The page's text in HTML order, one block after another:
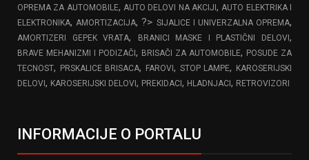
OPREMA ZA AUTOMOBILE,AUTO DELOVI NA AKCIJI,AUTO ELEKTRIKA I
ELEKTRONIKA,AMORTIZACIJA, ?> SIJALICE I UNIVERZALNA OPREMA,
AMORTIZERI GEPEK VRATA, BRANICI MASKE I PLASTIČNI DELOVI,
BRAVE MEHANIZMI I PODIZAČI , BRISAČI ZA AUTOMOBILE, POSUDE ZA
TECNOST, PRSKALICE BRISACA, FAROVI, STOP LAMPE,
KAROSERIJSKI
DELOVI , KAROSERIJSKI DELOVI , PREKIDACI , HLADNJACI , RETROVIZORI
INFORMACIJE O PORTALU